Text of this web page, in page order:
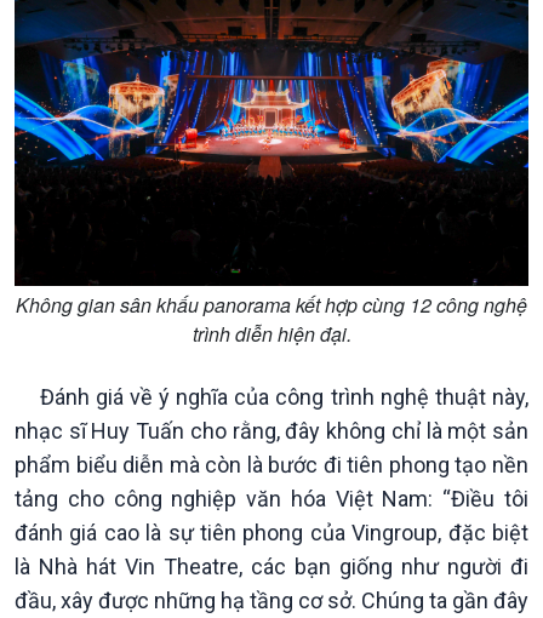
Chính trị
Tin Chính trị
Chính phủ với người dân
Quốc hội với cử tri
Thế giới
Tin thế giới
Vấn đề quốc tế
Hồ sơ sự kiện quốc tế
Không gian sân khấu panorama kết hợp cùng 12 công nghệ
trình diễn hiện đại.
Đánh giá về ý nghĩa của công trình nghệ thuật này,
nhạc sĩ Huy Tuấn cho rằng, đây không chỉ là một sản
phẩm biểu diễn mà còn là bước đi tiên phong tạo nền
tảng cho công nghiệp văn hóa Việt Nam: “Điều tôi
đánh giá cao là sự tiên phong của Vingroup, đặc biệt
là Nhà hát Vin Theatre, các bạn giống như người đi
đầu, xây được những hạ tầng cơ sở. Chúng ta gần đây